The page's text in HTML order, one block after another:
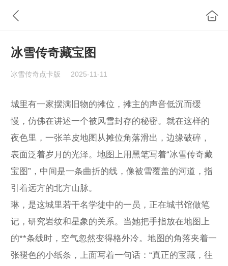
冰雪传奇藏宝图
冰雪传奇点卡版 2025-11-11
城里有一家摆满旧物的摊位，摊主的声音低沉而缓
慢，仿佛在讲述一个被风雪封存的秘密。就在这样的
夜色里，一张羊皮地图从摊位角落滑出，边缘破碎，
表面泛着岁月的光泽。地图上用黑笔写着“冰雪传奇藏
宝图”，中间是一条曲折的线，像被雪覆盖的河道，指
引着远方的北方山脉。
琳，是这城里若干名学徒中的一员，正在城书馆做笔
记，研究岩纹和星象的关系。当她把手指放在地图上
的**条线时，空气忽然变得格外冷。地图的角落夹着一
张褪色的小纸条，上面写着一句话：“真正的宝藏，往